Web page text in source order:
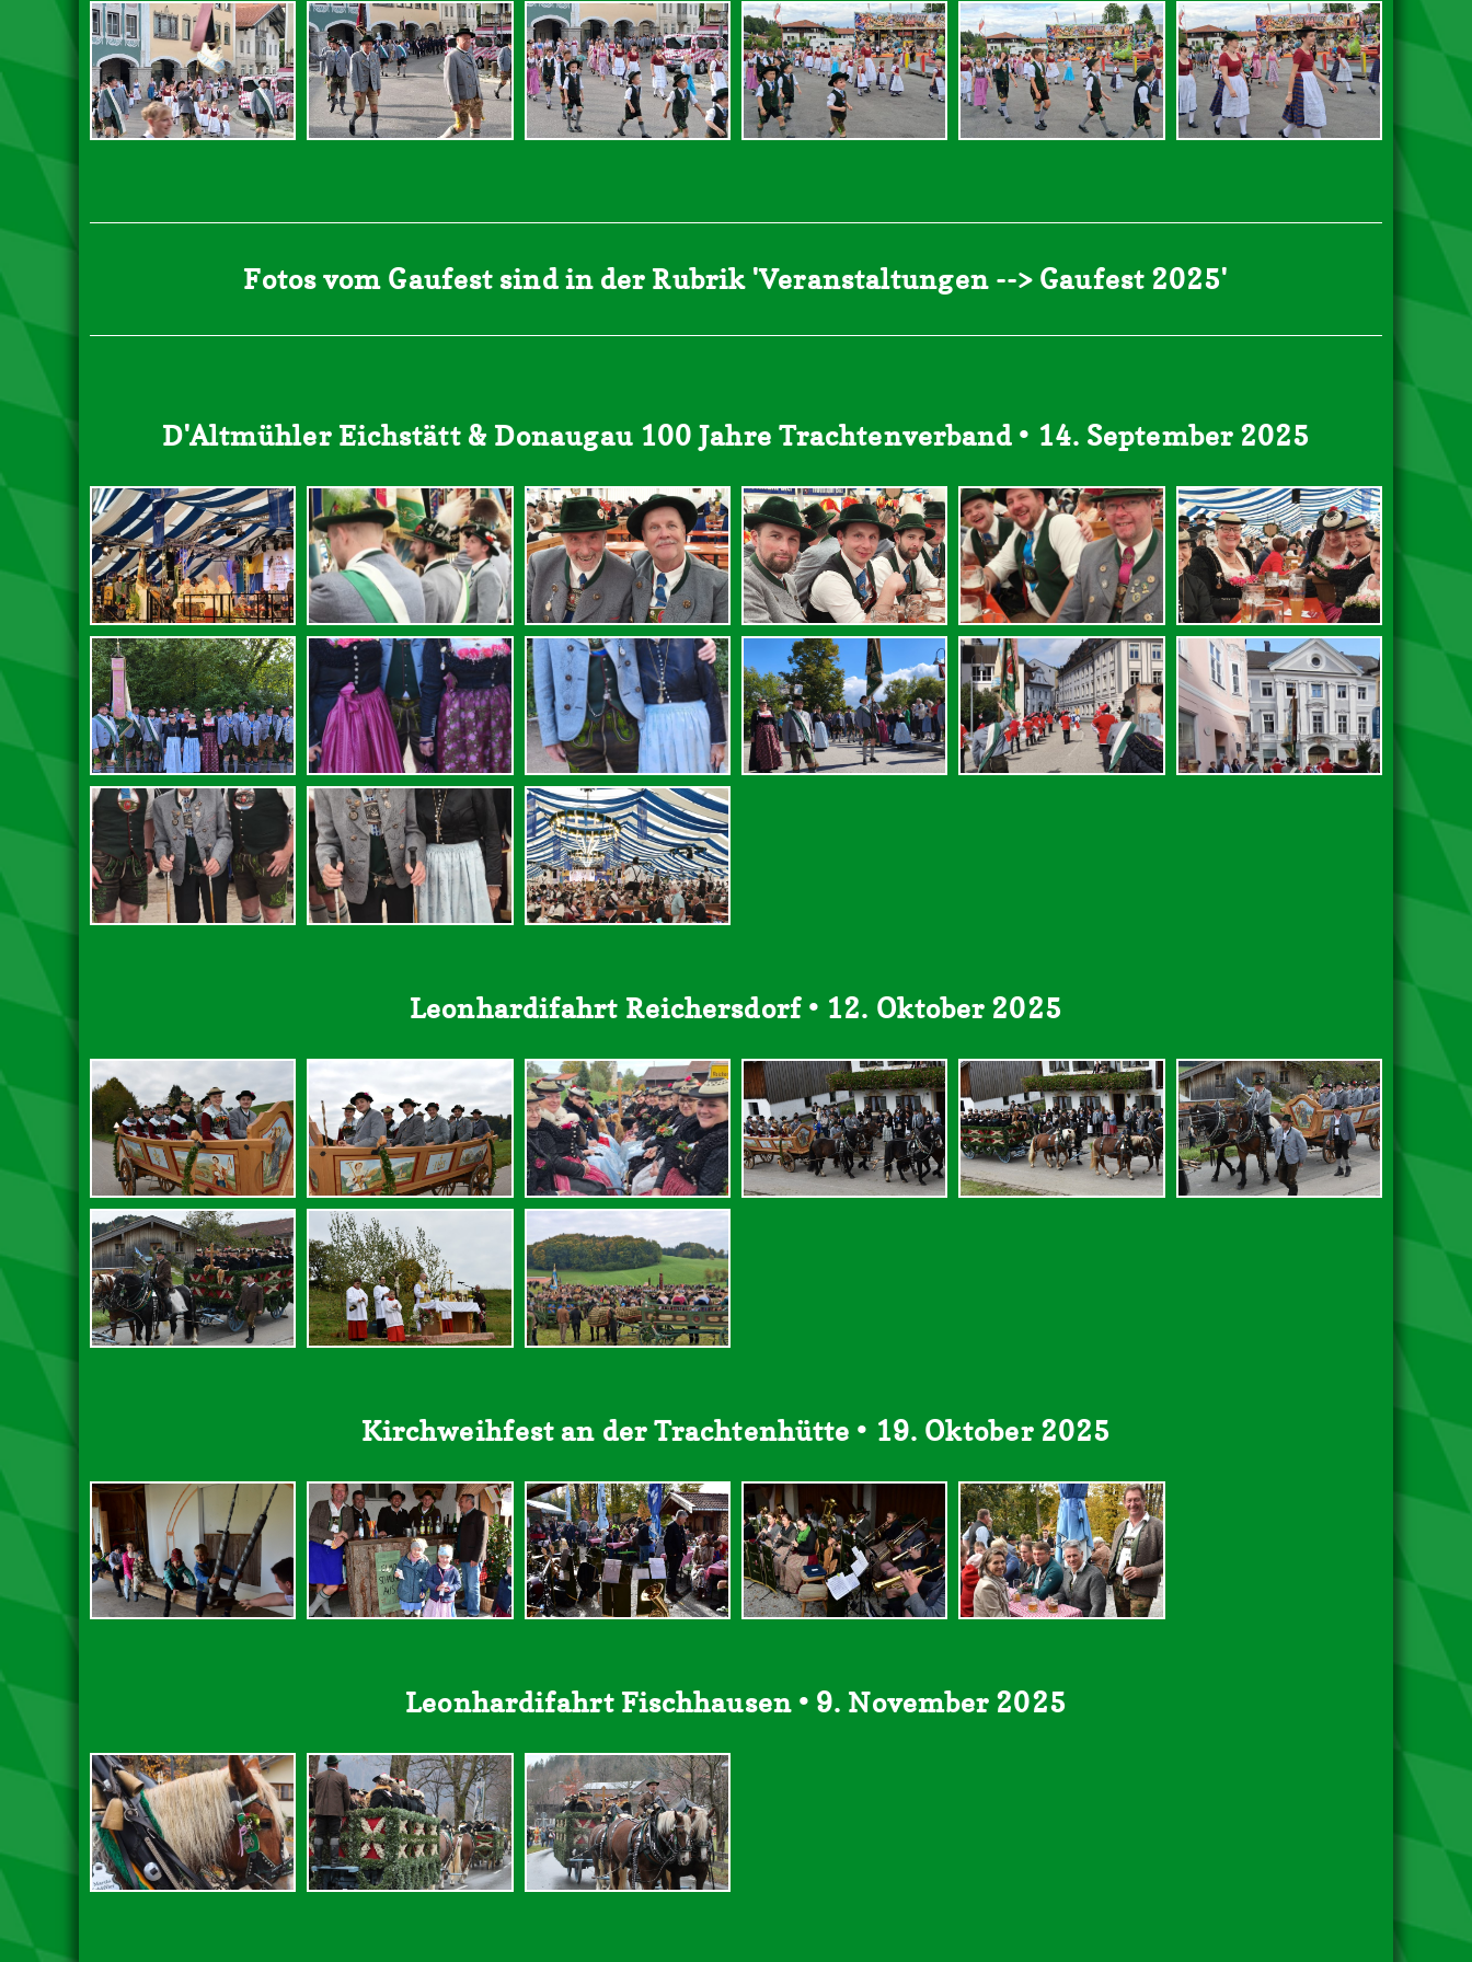
Fotos vom Gaufest sind in der Rubrik 'Veranstaltungen --> Gaufest 2025'
D'Altmühler Eichstätt & Donaugau 100 Jahre Trachtenverband • 14. September 2025
Leonhardifahrt Reichersdorf • 12. Oktober 2025
Kirchweihfest an der Trachtenhütte • 19. Oktober 2025
Leonhardifahrt Fischhausen • 9. November 2025